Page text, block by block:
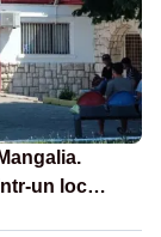
un loc